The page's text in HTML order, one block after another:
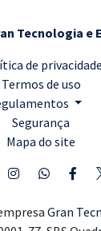
Tecnologia e
de privacidade
Termos de uso
Segurança
Mapa do site
Gran